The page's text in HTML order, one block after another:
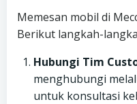
Memesan mobil di
Berikut langkah-
Hubungi Tim
menghubungi
untuk konsultasi